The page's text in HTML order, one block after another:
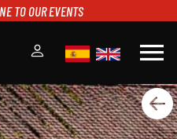
TO OUR EVENTS
menu